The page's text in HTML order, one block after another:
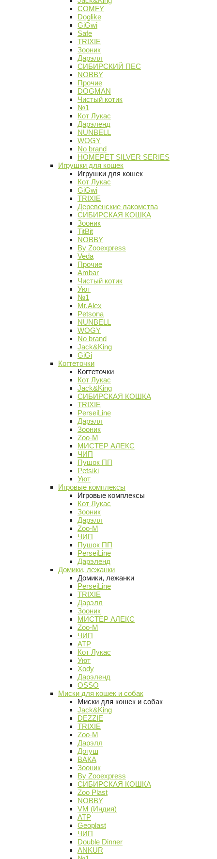
COMFY
Doglike
GiGwi
Safe
TRIXIE
Зооник
Дарэлл
СИБИРСКИЙ ПЕС
NOBBY
Прочие
DOGMAN
Чистый котик
№1
Кот Лукас
Дарэленд
NUNBELL
WOGY
No brand
HOMEPET SILVER SERIES
Игрушки для кошек
Игрушки для кошек
Кот Лукас
GiGwi
TRIXIE
Деревенские лакомства
СИБИРСКАЯ КОШКА
Зооник
TitBit
NOBBY
By Zooexpress
Veda
Прочие
Ambar
Чистый котик
Уют
№1
Mr.Alex
Petsona
NUNBELL
WOGY
No brand
Jack&King
GiGi
Когтеточки
Когтеточки
Кот Лукас
Jack&King
СИБИРСКАЯ КОШКА
TRIXIE
PerseiLine
Дарэлл
Зооник
Zoo-M
МИСТЕР АЛЕКС
ЧИП
Пушок ПП
Petsiki
Уют
Игровые комплексы
Игровые комплексы
Кот Лукас
Зооник
Дарэлл
Zoo-M
ЧИП
Пушок ПП
PerseiLine
Дарэленд
Домики, лежанки
Домики, лежанки
PerseiLine
TRIXIE
Дарэлл
Зооник
МИСТЕР АЛЕКС
Zoo-M
ЧИП
АТР
Кот Лукас
Уют
Xody
Дарэленд
OSSO
Миски для кошек и собак
Миски для кошек и собак
Jack&King
DEZZIE
TRIXIE
Zoo-M
Дарэлл
Догуш
ВАКА
Зооник
By Zooexpress
СИБИРСКАЯ КОШКА
Zoo Plast
NOBBY
VM (Индия)
АТР
Geoplast
ЧИП
Double Dinner
ANKUR